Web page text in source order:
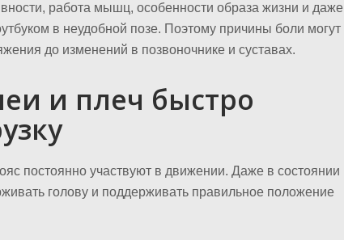
работа мышц, особенности образа жизни и даже
в неудобной позе. Поэтому причины боли могут
до изменений в позвоночнике и суставах.
и плеч быстро
постоянно участвуют в движении. Даже в состоянии
голову и поддерживать правильное положение